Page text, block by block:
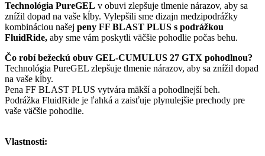
Technológia PureGEL v obuvi zlepšuje tlmenie nárazov, aby sa
znížil dopad na vaše kĺby. Vylepšili sme dizajn medzipodrážky
kombináciou našej peny FF BLAST PLUS s podrážkou
FluidRide, aby sme vám poskytli väčšie pohodlie počas behu.
Čo robí bežeckú obuv GEL-CUMULUS 27 GTX pohodlnou?
Technológia PureGEL zlepšuje tlmenie nárazov, aby sa znížil dopad
na vaše kĺby.
Pena FF BLAST PLUS vytvára mäkší a pohodlnejší beh.
Podrážka FluidRide je ľahká a zaisťuje plynulejšie prechody pre
vaše väčšie pohodlie.
Vlastnosti: